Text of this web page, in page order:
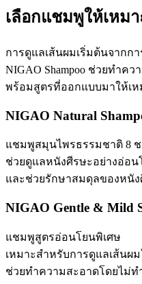
เลือกแชมพูให้เหม
การดูแลเส้นผมเริ่มต้นจากก
NIGAO Shampoo ช่วยทำค
พร้อมสูตรที่ออกแบบมาให้เ
NIGAO Natural
แชมพูสมุนไพรธรรมชาติ 8
ช่วยดูแลหนังศีรษะอย่างอ่อน
และช่วยรักษาสมดุลของหนัง
NIGAO Gentle & Mild
แชมพูสูตรอ่อนโยนพิเศษ
เหมาะสำหรับการดูแลเส้นผ
ช่วยทำความสะอาดโดยไม่ท